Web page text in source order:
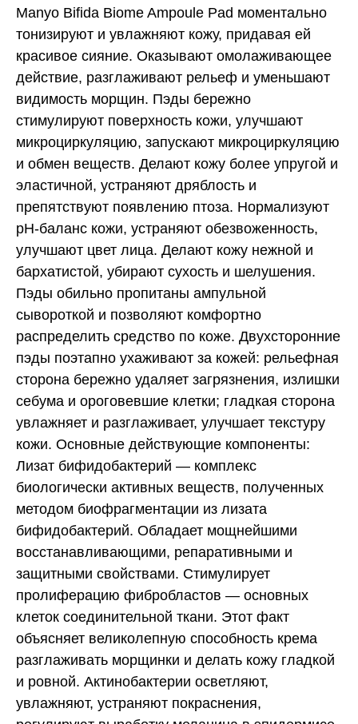
Manyo Bifida Biome Ampoule Pad моментально
тонизируют и увлажняют кожу, придавая ей
красивое сияние. Оказывают омолаживающее
действие, разглаживают рельеф и уменьшают
видимость морщин. Пэды бережно
стимулируют поверхность кожи, улучшают
микроциркуляцию, запускают микроциркуляцию
и обмен веществ. Делают кожу более упругой и
эластичной, устраняют дряблость и
препятствуют появлению птоза. Нормализуют
pH-баланс кожи, устраняют обезвоженность,
улучшают цвет лица. Делают кожу нежной и
бархатистой, убирают сухость и шелушения.
Пэды обильно пропитаны ампульной
сывороткой и позволяют комфортно
распределить средство по коже. Двухсторонние
пэды поэтапно ухаживают за кожей: рельефная
сторона бережно удаляет загрязнения, излишки
себума и ороговевшие клетки; гладкая сторона
увлажняет и разглаживает, улучшает текстуру
кожи. Основные действующие компоненты:
Лизат бифидобактерий — комплекс
биологически активных веществ, полученных
методом биофрагментации из лизата
бифидобактерий. Обладает мощнейшими
восстанавливающими, репаративными и
защитными свойствами. Стимулирует
пролиферацию фибробластов — основных
клеток соединительной ткани. Этот факт
объясняет великолепную способность крема
разглаживать морщинки и делать кожу гладкой
и ровной. Актинобактерии осветляют,
увлажняют, устраняют покраснения,